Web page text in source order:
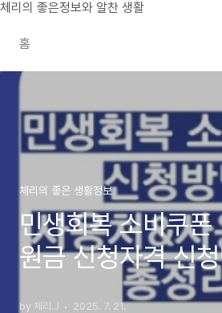
본문 바로가기
체리의 좋은정보와 알찬 생활
홈
체리의 좋은 생활정보
민생회복 소비쿠폰
원금 신청자격 신
요일 사용처 총정리
by 체리.J 2025. 7. 21.